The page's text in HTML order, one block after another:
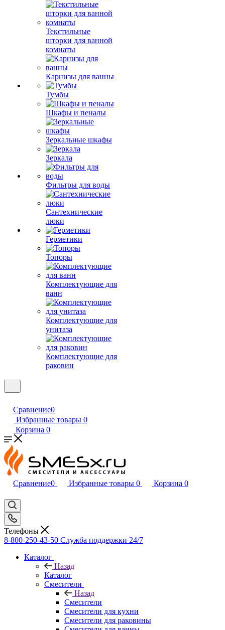
Текстильные
шторки для ванной
комнаты
Карнизы для ванны
Тумбы
Шкафы и пеналы
Зеркальные шкафы
Зеркала
Фильтры для воды
Сантехнические
люки
Герметики
Топоры
Комплектующие для
ванн
Комплектующие для
унитаза
Комплектующие для
раковин
Сравнение0
Избранные товары 0
Корзина 0
Сравнение0 Избранные товары 0 Корзина 0
Телефоны
8-800-250-43-50 Служба поддержки 24/7
Каталог
Назад
Каталог
Смесители
Назад
Смесители
Смесители для кухни
Смесители для раковины